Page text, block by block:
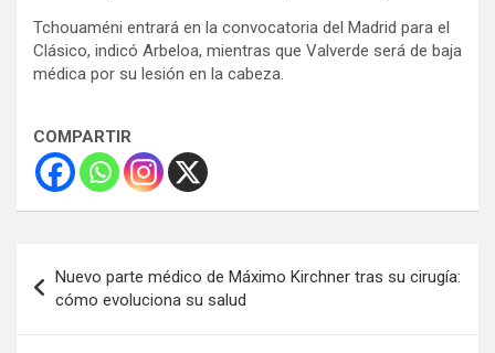
Tchouaméni entrará en la convocatoria del Madrid para el
Clásico, indicó Arbeloa, mientras que Valverde será de baja
médica por su lesión en la cabeza.
COMPARTIR
de
entradas
Nuevo parte médico de Máximo Kirchner tras su cirugía:
cómo evoluciona su salud